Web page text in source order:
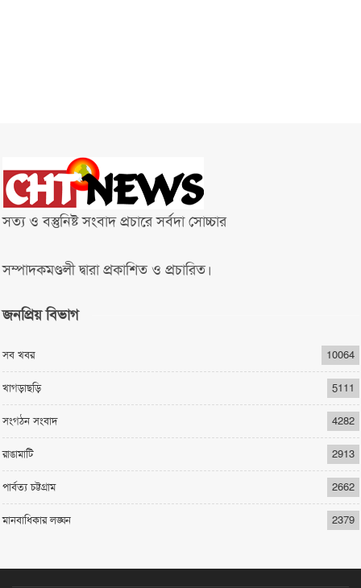
সত্য ও বস্তুনিষ্ট সংবাদ প্রচারে সর্বদা সোচ্চার
সম্পাদকমণ্ডলী দ্বারা প্রকাশিত ও প্রচারিত।
জনপ্রিয় বিভাগ
সব খবর 10064
খাগড়াছড়ি 5111
সংগঠন সংবাদ 4282
রাঙামাটি 2913
পার্বত্য চট্টগ্রাম 2662
মানবাধিকার লঙ্ঘন 2379